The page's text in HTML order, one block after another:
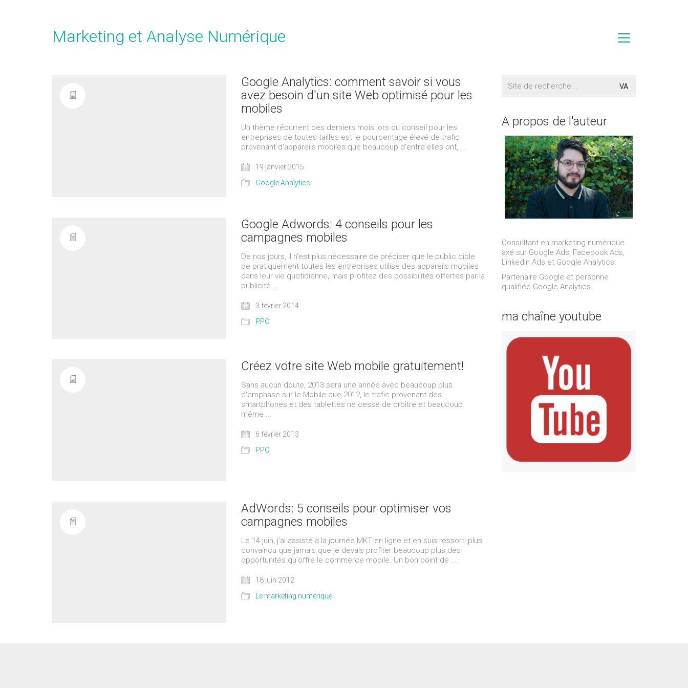
Marketing et Analyse Numérique
Google Analytics: comment savoir si vous
avez besoin d'un site Web optimisé pour les
mobiles
Un thème récurrent ces derniers mois lors du conseil pour les
entreprises de toutes tailles est le pourcentage élevé de trafic
provenant d'appareils mobiles que beaucoup d'entre elles ont, ...
19 janvier 2015
Google Analytics
Google Adwords: 4 conseils pour les
campagnes mobiles
De nos jours, il n'est plus nécessaire de préciser que le public cible
de pratiquement toutes les entreprises utilise des appareils mobiles
dans leur vie quotidienne, mais profitez des possibilités offertes par la
publicité ...
3 février 2014
PPC
Créez votre site Web mobile gratuitement!
Sans aucun doute, 2013 sera une année avec beaucoup plus
d'emphase sur le Mobile que 2012, le trafic provenant des
smartphones et des tablettes ne cesse de croître et beaucoup
même ...
6 février 2013
PPC
AdWords: 5 conseils pour optimiser vos
campagnes mobiles
Le 14 juin, j'ai assisté à la journée MKT en ligne et en suis ressorti plus
convaincu que jamais que je devais profiter beaucoup plus des
opportunités qu'offre le commerce mobile. Un bon point de ...
18 juin 2012
Le marketing numérique
A propos de l'auteur
Consultant en marketing numérique
axé sur Google Ads, Facebook Ads,
LinkedIn Ads et Google Analytics.
Partenaire Google et personne
qualifiée Google Analytics.
ma chaîne youtube